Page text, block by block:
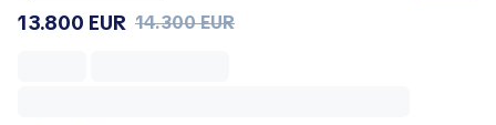
13.800 EUR 14.300 EUR